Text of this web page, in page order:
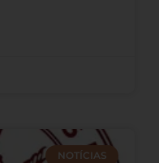
NOTÍCIAS